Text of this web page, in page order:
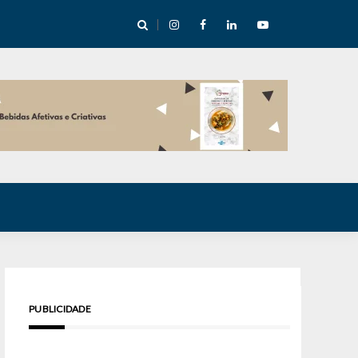
abre mentoria de storytelling com 10 vagas
PUBLICIDADE